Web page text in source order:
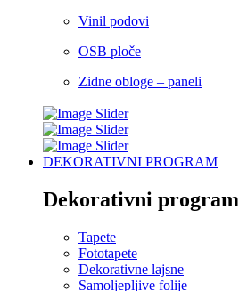
Vinil podovi
OSB ploče
Zidne obloge – paneli
DEKORATIVNI PROGRAM
Dekorativni program
Tapete
Fototapete
Dekorativne lajsne
Samoljepljive folije